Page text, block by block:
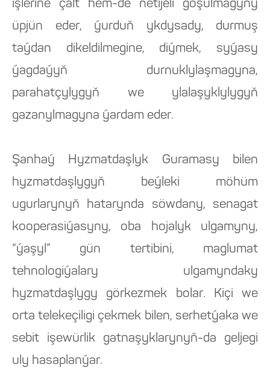
işlerine çalt hem-de netijeli goşulmagyny
üpjün eder, ýurduň ykdysady, durmuş
taýdan dikeldilmegine, diýmek, syýasy
ýagdaýyň durnuklylaşmagyna,
parahatçylygyň we ylalaşyklylygyň
gazanylmagyna ýardam eder.
Şanhaý Hyzmatdaşlyk Guramasy bilen
hyzmatdaşlygyň beýleki möhüm
ugurlarynyň hatarynda söwdany, senagat
kooperasiýasyny, oba hojalyk ulgamyny,
“ýaşyl” gün tertibini, maglumat
tehnologiýalary ulgamyndaky
hyzmatdaşlygy görkezmek bolar. Kiçi we
orta telekeçiligi çekmek bilen, serhetýaka we
sebit işewürlik gatnaşyklarynyň-da geljegi
uly hasaplanýar.